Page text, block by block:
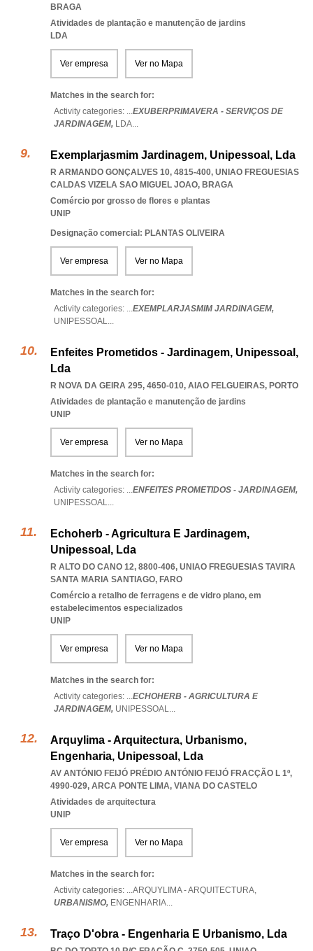
BRAGA
Atividades de plantação e manutenção de jardins
LDA
Ver empresa Ver no Mapa
Matches in the search for:
Activity categories: ...EXUBERPRIMAVERA - SERVIÇOS DE
JARDINAGEM, LDA...
Exemplarjasmim Jardinagem, Unipessoal, Lda
R ARMANDO GONÇALVES 10, 4815-400, UNIAO FREGUESIAS
CALDAS VIZELA SAO MIGUEL JOAO, BRAGA
Comércio por grosso de flores e plantas
UNIP
Designação comercial: PLANTAS OLIVEIRA
Ver empresa Ver no Mapa
Matches in the search for:
Activity categories: ...EXEMPLARJASMIM JARDINAGEM,
UNIPESSOAL...
Enfeites Prometidos - Jardinagem, Unipessoal,
Lda
R NOVA DA GEIRA 295, 4650-010, AIAO FELGUEIRAS, PORTO
Atividades de plantação e manutenção de jardins
UNIP
Ver empresa Ver no Mapa
Matches in the search for:
Activity categories: ...ENFEITES PROMETIDOS - JARDINAGEM,
UNIPESSOAL...
Echoherb - Agricultura E Jardinagem,
Unipessoal, Lda
R ALTO DO CANO 12, 8800-406, UNIAO FREGUESIAS TAVIRA
SANTA MARIA SANTIAGO, FARO
Comércio a retalho de ferragens e de vidro plano, em
estabelecimentos especializados
UNIP
Ver empresa Ver no Mapa
Matches in the search for:
Activity categories: ...ECHOHERB - AGRICULTURA E
JARDINAGEM, UNIPESSOAL...
Arquylima - Arquitectura, Urbanismo,
Engenharia, Unipessoal, Lda
AV ANTÓNIO FEIJÓ PRÉDIO ANTÓNIO FEIJÓ FRACÇÃO L 1º,
4990-029, ARCA PONTE LIMA, VIANA DO CASTELO
Atividades de arquitectura
UNIP
Ver empresa Ver no Mapa
Matches in the search for:
Activity categories: ...ARQUYLIMA - ARQUITECTURA,
URBANISMO, ENGENHARIA...
Traço D'obra - Engenharia E Urbanismo, Lda